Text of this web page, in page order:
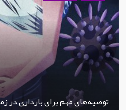
توصیه‌های مهم برای بارداری در